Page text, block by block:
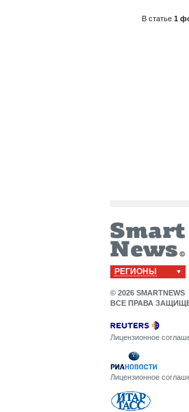
В статье 1
РЕГИОНЫ
© 2026 SMARTNEWS
ВСЕ ПРАВА
Лицензионное
Лицензионное